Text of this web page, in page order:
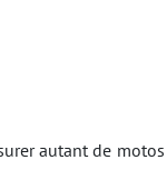
autant de